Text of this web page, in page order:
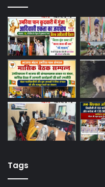
Tags